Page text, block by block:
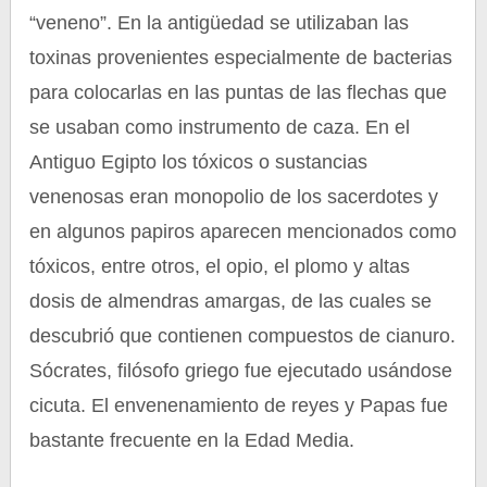
“veneno”. En la antigüedad se utilizaban las
toxinas provenientes especialmente de bacterias
para colocarlas en las puntas de las flechas que
se usaban como instrumento de caza. En el
Antiguo Egipto los tóxicos o sustancias
venenosas eran monopolio de los sacerdotes y
en algunos papiros aparecen mencionados como
tóxicos, entre otros, el opio, el plomo y altas
dosis de almendras amargas, de las cuales se
descubrió que contienen compuestos de cianuro.
Sócrates, filósofo griego fue ejecutado usándose
cicuta. El envenenamiento de reyes y Papas fue
bastante frecuente en la Edad Media.